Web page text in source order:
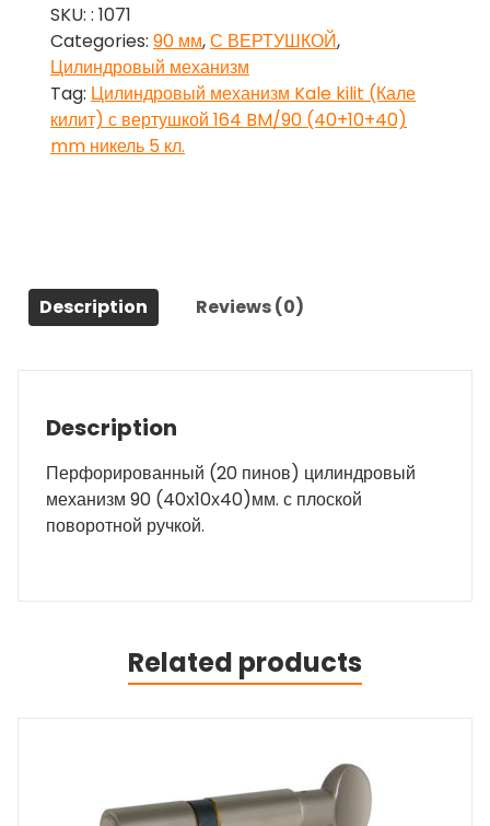
kilit
(Кале
килит)
с
вертушкой
164
5
кл.
SKU: : 1071
Categories: 90 мм,С ВЕРТУШКОЙ,
Цилиндровый механизм
Tag: Цилиндровый механизм Kale kilit (Кале
килит) с вертушкой 164 BM/90 (40+10+40)
mm никель 5 кл.
Description Reviews (0)
Description
Перфорированный (20 пинов) цилиндровый
механизм 90 (40х10х40)мм. с плоской
поворотной ручкой.
Related products